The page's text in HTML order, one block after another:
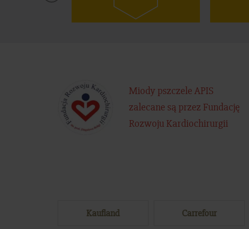
Miody pszczele APIS
zalecane są przez Fundację
Rozwoju Kardiochirurgii
Kaufland Carrefour